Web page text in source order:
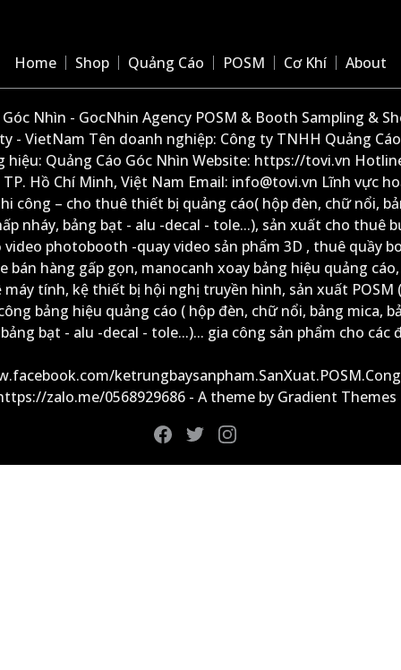
Home Shop Quảng Cáo POSM Cơ Khí About
Nhìn - GocNhin Agency POSM & Booth Sampling &
- VietNam Tên doanh nghiệp: Công ty TNHH Quảng
Quảng Cáo Góc Nhìn Website: https://tovi.vn
Hồ Chí Minh, Việt Nam Email: info@tovi.vn Lĩnh vực
công – cho thuê thiết bị quảng cáo( hộp đèn, chữ nổi,
nháy, bảng bạt - alu -decal - tole...), sản xuất cho thuê
photobooth -quay video sản phẩm 3D , thuê quầy
bán hàng gấp gọn, manocanh xoay bảng hiệu quảng
tính, kệ thiết bị hội nghị truyền hình, sản xuất POSM
bảng hiệu quảng cáo ( hộp đèn, chữ nổi, bảng mica,
bạt - alu -decal - tole...)... gia công sản phẩm cho các
zalo.me/0568929686 - A theme by Gradient